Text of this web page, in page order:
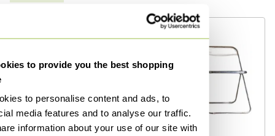
to provide you the best shopping
to personalise content and ads, to
media features and to analyse our traffic.
information about your use of our site with